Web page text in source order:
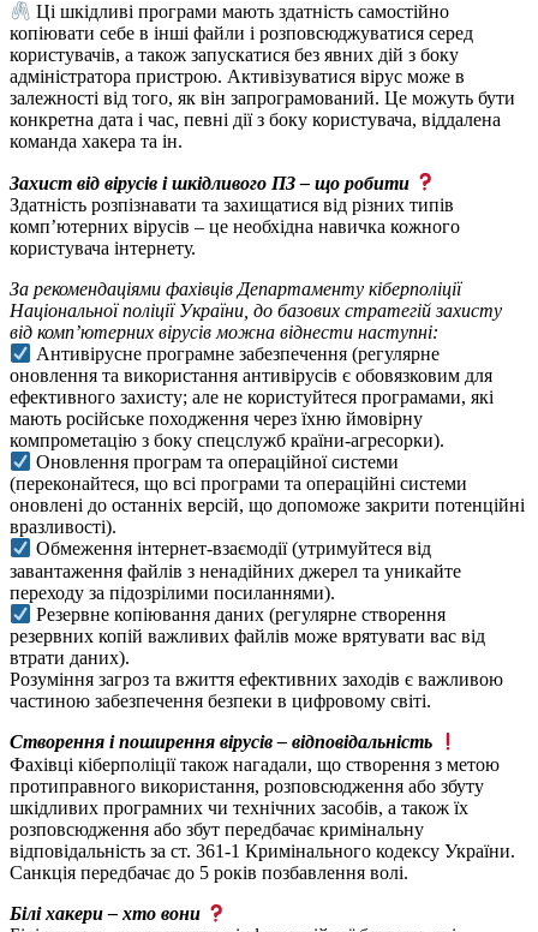
Ці шкідливі програми мають здатність самостійно
копіювати себе в інші файли і розповсюджуватися серед
користувачів, а також запускатися без явних дій з боку
адміністратора пристрою. Активізуватися вірус може в
залежності від того, як він запрограмований. Це можуть бути
конкретна дата і час, певні дії з боку користувача, віддалена
команда хакера та ін.
Захист від вірусів і шкідливого ПЗ – що робити
Здатність розпізнавати та захищатися від різних типів
комп’ютерних вірусів – це необхідна навичка кожного
користувача інтернету.
За рекомендаціями фахівців Департаменту кіберполіції
Національної поліції України, до базових стратегій захисту
від комп’ютерних вірусів можна віднести наступні:
Антивірусне програмне забезпечення (регулярне
оновлення та використання антивірусів є обовязковим для
ефективного захисту; але не користуйтеся програмами, які
мають російське походження через їхню ймовірну
компрометацію з боку спецслужб країни-агресорки).
Оновлення програм та операційної системи
(переконайтеся, що всі програми та операційні системи
оновлені до останніх версій, що допоможе закрити потенційні
вразливості).
Обмеження інтернет-взаємодії (утримуйтеся від
завантаження файлів з ненадійних джерел та уникайте
переходу за підозрілими посиланнями).
Резервне копіювання даних (регулярне створення
резервних копій важливих файлів може врятувати вас від
втрати даних).
Розуміння загроз та вжиття ефективних заходів є важливою
частиною забезпечення безпеки в цифровому світі.
Створення і поширення вірусів – відповідальність
Фахівці кіберполіції також нагадали, що створення з метою
протиправного використання, розповсюдження або збуту
шкідливих програмних чи технічних засобів, а також їх
розповсюдження або збут передбачає кримінальну
відповідальність за ст. 361-1 Кримінального кодексу України.
Санкція передбачає до 5 років позбавлення волі.
Білі хакери – хто вони